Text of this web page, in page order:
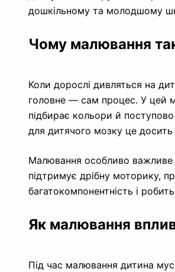
дошкільному та молодшому
Чому малювання
Коли дорослі дивляться на
головне — сам процес. У цей
підбирає кольори й
для дитячого мозку це
Малювання особливо важливе
підтримує дрібну моторику,
багатокомпонентність і
Як малювання
Під час малювання дитина